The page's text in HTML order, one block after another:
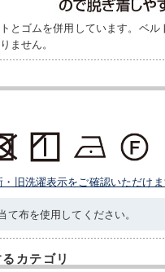
とゴムを併用しています。ベ
ません。
旧洗濯表示をご確認いただけま
布を使用してください。
カテゴリ